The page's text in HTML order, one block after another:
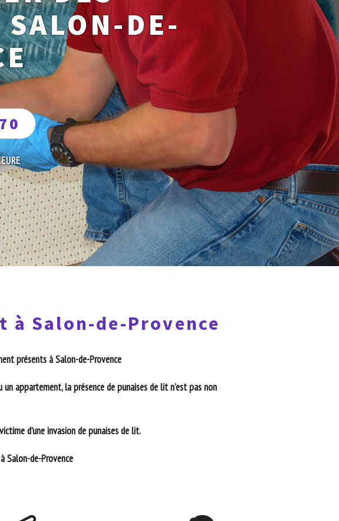
DE-
à Salon-de-Provence
présents à Salon-de-Provence
appartement, la présence de punaises de lit n’est pas non
d’une invasion de punaises de lit.
Salon-de-Provence